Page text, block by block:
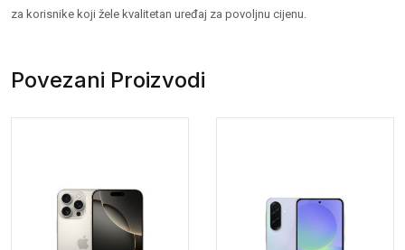
za korisnike koji žele kvalitetan uređaj za povoljnu cijenu.
Povezani Proizvodi